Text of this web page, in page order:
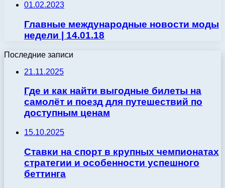
01.02.2023
Главные международные новости моды
недели | 14.01.18
Последние записи
21.11.2025
Где и как найти выгодные билеты на
самолёт и поезд для путешествий по
доступным ценам
15.10.2025
Ставки на спорт в крупных чемпионатах
стратегии и особенности успешного
беттинга